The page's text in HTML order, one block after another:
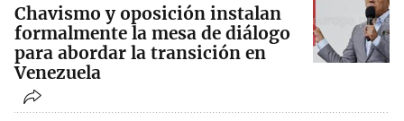
Chavismo y oposición instalan
formalmente la mesa de diálogo
para abordar la transición en
Venezuela